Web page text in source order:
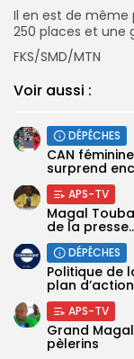
Il en est de même
250 places et une
FKS/SMD/MTN
Voir aussi :
DÉPÊCHES
‎CAN
surprend
APS-TV
Magal
de la
DÉPÊCHES
Politique de
plan
APS-TV
Grand
pèlerins